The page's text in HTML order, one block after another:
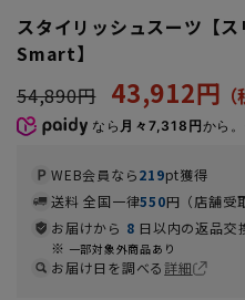
スタイリッシュスーツ【
Smart】
54,890円
43,912円
なら 月々7,318円から
WEB会員なら219pt獲得
送料 全国一律550円（店舗受
お届けから 8 日以内の返品交
一部対象外商品あり
お届け日を調べる詳細